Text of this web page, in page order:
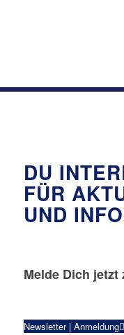
DU
FÜR
UND
Melde Dich jetzt
Newsletter | Anmeldung